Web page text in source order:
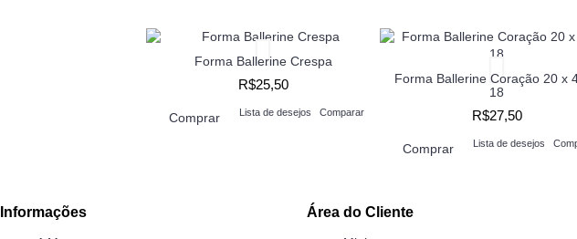
Forma Ballerine Crespa
R$25,50
Comprar Lista de desejos Comparar
Forma Ballerine Coração 20 x
18
R$27,50
Comprar Lista de desejos
Informações Área do Cliente